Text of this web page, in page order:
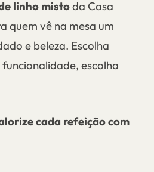
linho mistoda Casa
quem vê na mesa um
e beleza. Escolha
escolha
cada refeição com